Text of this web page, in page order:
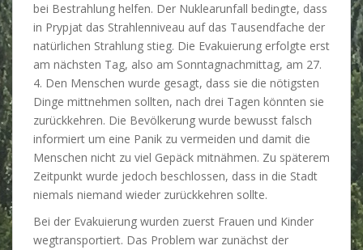
bei Bestrahlung helfen. Der Nuklearunfall bedingte, dass
in Prypjat das Strahlenniveau auf das Tausendfache der
natürlichen Strahlung stieg. Die Evakuierung erfolgte erst
am nächsten Tag, also am Sonntagnachmittag, am 27.
4. Den Menschen wurde gesagt, dass sie die nötigsten
Dinge mittnehmen sollten, nach drei Tagen könnten sie
zurückkehren. Die Bevölkerung wurde bewusst falsch
informiert um eine Panik zu vermeiden und damit die
Menschen nicht zu viel Gepäck mitnähmen. Zu späterem
Zeitpunkt wurde jedoch beschlossen, dass in die Stadt
niemals niemand wieder zurückkehren sollte.
Bei der Evakuierung wurden zuerst Frauen und Kinder
wegtransportiert. Das Problem war zunächst der